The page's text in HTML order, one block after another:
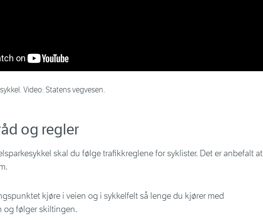
Video: Statens vegvesen.
og regler
skal du følge trafikkreglene for syklister. Det er anbefalt at
kjøre i veien og i sykkelfelt så lenge du kjører med
og følger skiltingen.